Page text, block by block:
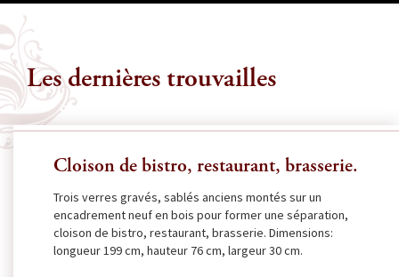
Les dernières trouvailles
Cloison de bistro, restaurant, brasserie.
Trois verres gravés, sablés anciens montés sur un
encadrement neuf en bois pour former une séparation,
cloison de bistro, restaurant, brasserie. Dimensions:
longueur 199 cm, hauteur 76 cm, largeur 30 cm.